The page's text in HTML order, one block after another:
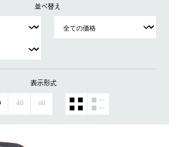
並べ替え
表示形式
40 60